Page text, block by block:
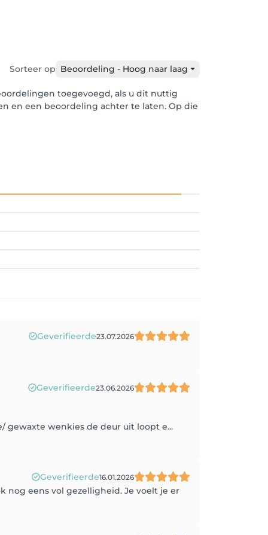
Sorteer op Beoordeling - Hoog naar laag
toegevoegd, als u dit nuttig
en een beoordeling achter te laten. Op die
Geverifieerde23.07.2026
Geverifieerde23.06.2026
gewaxte wenkies de deur uit loopt e...
Geverifieerde16.01.2026
nog eens vol gezelligheid. Je voelt je er